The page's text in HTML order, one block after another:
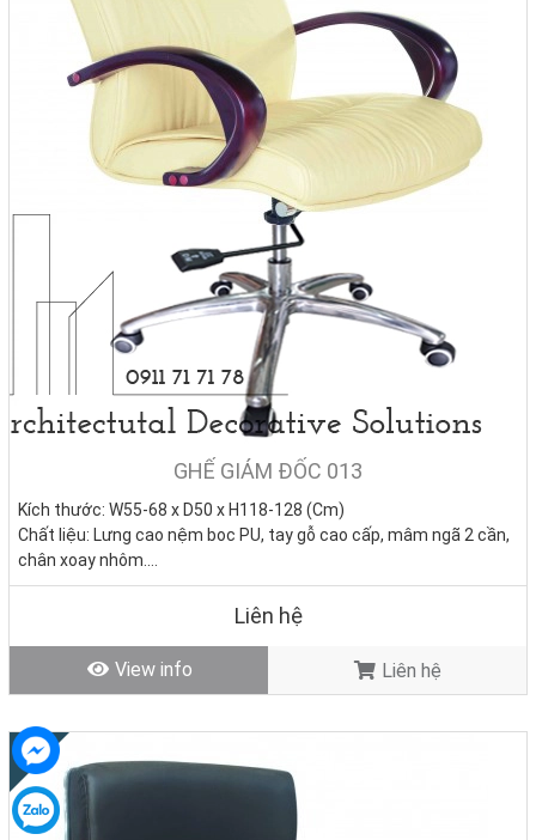
GHẾ GIÁM ĐỐC 013
Kích thước: W55-68 x D50 x H118-128 (Cm)
Chất liệu: Lưng cao nệm boc PU, tay gỗ cao cấp, mâm ngã 2 cần,
chân xoay nhôm.
Tình trạng:Hàng mới - Còn hàng
Liên hệ
View info Liên hệ
New